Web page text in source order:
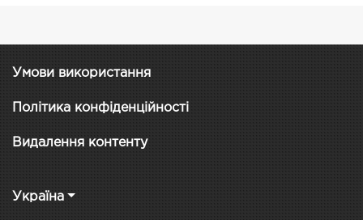
Умови використання
Політика конфіденційності
Видалення контенту
Україна